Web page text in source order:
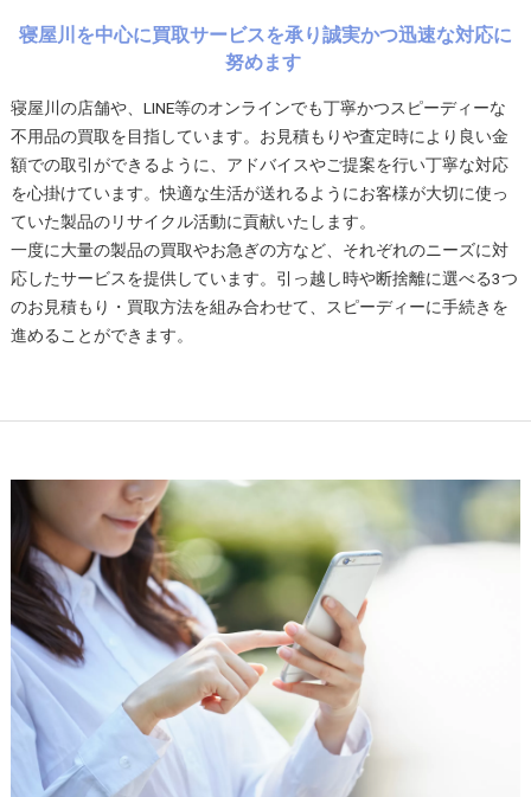
寝屋川を中心に買取サービスを承り誠実かつ迅速な対応に
努めます
寝屋川の店舗や、LINE等のオンラインでも丁寧かつスピーディーな
不用品の買取を目指しています。お見積もりや査定時により良い金
額での取引ができるように、アドバイスやご提案を行い丁寧な対応
を心掛けています。快適な生活が送れるようにお客様が大切に使っ
ていた製品のリサイクル活動に貢献いたします。
一度に大量の製品の買取やお急ぎの方など、それぞれのニーズに対
応したサービスを提供しています。引っ越し時や断捨離に選べる3つ
のお見積もり・買取方法を組み合わせて、スピーディーに手続きを
進めることができます。